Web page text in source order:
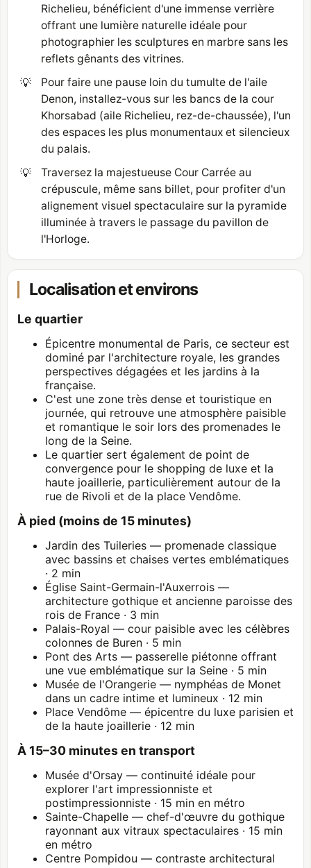
Richelieu, bénéficient d'une immense verrière
offrant une lumière naturelle idéale pour
photographier les sculptures en marbre sans les
reflets gênants des vitrines.
💡
Pour faire une pause loin du tumulte de l'aile
Denon, installez-vous sur les bancs de la cour
Khorsabad (aile Richelieu, rez-de-chaussée), l'un
des espaces les plus monumentaux et silencieux
du palais.
💡
Traversez la majestueuse Cour Carrée au
crépuscule, même sans billet, pour profiter d'un
alignement visuel spectaculaire sur la pyramide
illuminée à travers le passage du pavillon de
l'Horloge.
Localisation et environs
Le quartier
Épicentre monumental de Paris, ce secteur est
dominé par l'architecture royale, les grandes
perspectives dégagées et les jardins à la
française.
C'est une zone très dense et touristique en
journée, qui retrouve une atmosphère paisible
et romantique le soir lors des promenades le
long de la Seine.
Le quartier sert également de point de
convergence pour le shopping de luxe et la
haute joaillerie, particulièrement autour de la
rue de Rivoli et de la place Vendôme.
À pied (moins de 15 minutes)
Jardin des Tuileries — promenade classique
avec bassins et chaises vertes emblématiques
· 2 min
Église Saint-Germain-l'Auxerrois —
architecture gothique et ancienne paroisse des
rois de France · 3 min
Palais-Royal — cour paisible avec les célèbres
colonnes de Buren · 5 min
Pont des Arts — passerelle piétonne offrant
une vue emblématique sur la Seine · 5 min
Musée de l'Orangerie — nymphéas de Monet
dans un cadre intime et lumineux · 12 min
Place Vendôme — épicentre du luxe parisien et
de la haute joaillerie · 12 min
À 15–30 minutes en transport
Musée d'Orsay — continuité idéale pour
explorer l'art impressionniste et
postimpressionniste · 15 min en métro
Sainte-Chapelle — chef-d'œuvre du gothique
rayonnant aux vitraux spectaculaires · 15 min
en métro
Centre Pompidou — contraste architectural